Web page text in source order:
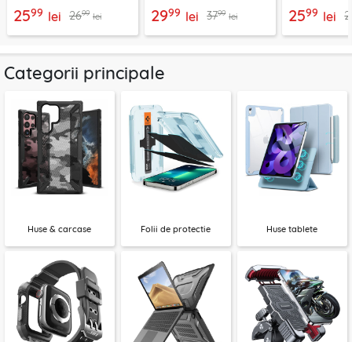
2599 lei 2699 lei 2999 lei 3799 lei 2599 lei
Categorii principale
Huse & carcase Folii de protectie Huse tablete